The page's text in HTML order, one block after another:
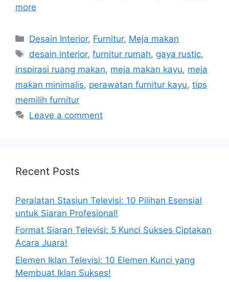
more
Categories
Desain Interior, Furnitur, Meja makan
Tags
desain interior,furnitur rumah, gaya rustic,
inspirasi ruang makan, meja makan kayu, meja
makan minimalis, perawatan furnitur kayu, tips
memilih furnitur
Leave a comment
Recent Posts
Peralatan Stasiun Televisi: 10 Pilihan Esensial
untuk Siaran Profesional!
Format Siaran Televisi: 5 Kunci Sukses Ciptakan
Acara Juara!
Elemen Iklan Televisi: 10 Elemen Kunci yang
Membuat Iklan Sukses!